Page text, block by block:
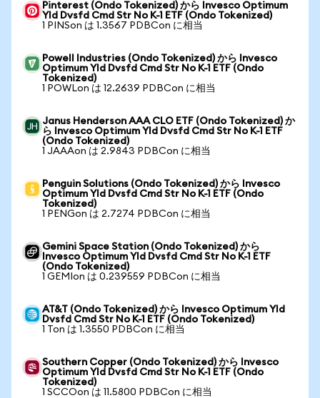
Pinterest (Ondo Tokenized) から Invesco Optimum
Yld Dvsfd Cmd Str No K-1 ETF (Ondo Tokenized)
1 PINSon は 1.3567 PDBCon に相当
Powell Industries (Ondo Tokenized) から Invesco
Optimum Yld Dvsfd Cmd Str No K-1 ETF (Ondo
Tokenized)
1 POWLon は 12.2639 PDBCon に相当
Janus Henderson AAA CLO ETF (Ondo Tokenized) か
ら Invesco Optimum Yld Dvsfd Cmd Str No K-1 ETF
(Ondo Tokenized)
1 JAAAon は 2.9843 PDBCon に相当
Penguin Solutions (Ondo Tokenized) から Invesco
Optimum Yld Dvsfd Cmd Str No K-1 ETF (Ondo
Tokenized)
1 PENGon は 2.7274 PDBCon に相当
Gemini Space Station (Ondo Tokenized) から
Invesco Optimum Yld Dvsfd Cmd Str No K-1 ETF
(Ondo Tokenized)
1 GEMIon は 0.239559 PDBCon に相当
AT&T (Ondo Tokenized) から Invesco Optimum Yld
Dvsfd Cmd Str No K-1 ETF (Ondo Tokenized)
1 Ton は 1.3550 PDBCon に相当
Southern Copper (Ondo Tokenized) から Invesco
Optimum Yld Dvsfd Cmd Str No K-1 ETF (Ondo
Tokenized)
1 SCCOon は 11.5800 PDBCon に相当